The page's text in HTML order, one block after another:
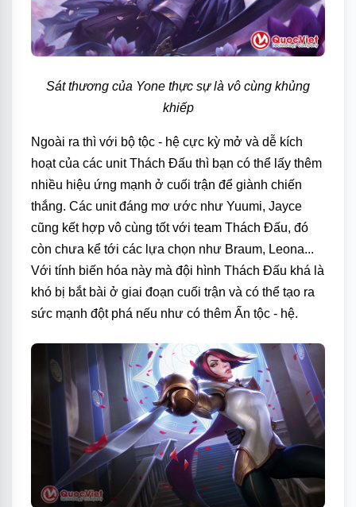
Sát thương của Yone thực sự là vô cùng khủng
khiếp
Ngoài ra thì với bộ tộc - hệ cực kỳ mở và dễ kích
hoạt của các unit Thách Đấu thì bạn có thể lấy thêm
nhiều hiệu ứng mạnh ở cuối trận để giành chiến
thắng. Các unit đáng mơ ước như Yuumi, Jayce
cũng kết hợp vô cùng tốt với team Thách Đấu, đó
còn chưa kể tới các lựa chọn như Braum, Leona...
Với tính biến hóa này mà đội hình Thách Đấu khá là
khó bị bắt bài ở giai đoạn cuối trận và có thể tạo ra
sức mạnh đột phá nếu như có thêm Ấn tộc - hệ.